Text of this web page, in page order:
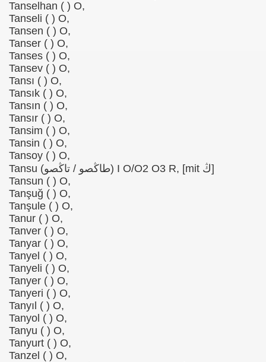
Tanselhan ( ) O,
Tanseli ( ) O,
Tansen ( ) O,
Tanser ( ) O,
Tanses ( ) O,
Tansev ( ) O,
Tansı ( ) O,
Tansık ( ) O,
Tansın ( ) O,
Tansır ( ) O,
Tansim ( ) O,
Tansin ( ) O,
Tansoy ( ) O,
Tansu (طاڭصو / تاڭصو) I O/O2 O3 R, [mit ڭ]
Tansun ( ) O,
Tanşuğ ( ) O,
Tanşule ( ) O,
Tanur ( ) O,
Tanver ( ) O,
Tanyar ( ) O,
Tanyel ( ) O,
Tanyeli ( ) O,
Tanyer ( ) O,
Tanyeri ( ) O,
Tanyıl ( ) O,
Tanyol ( ) O,
Tanyu ( ) O,
Tanyurt ( ) O,
Tanzel ( ) O,